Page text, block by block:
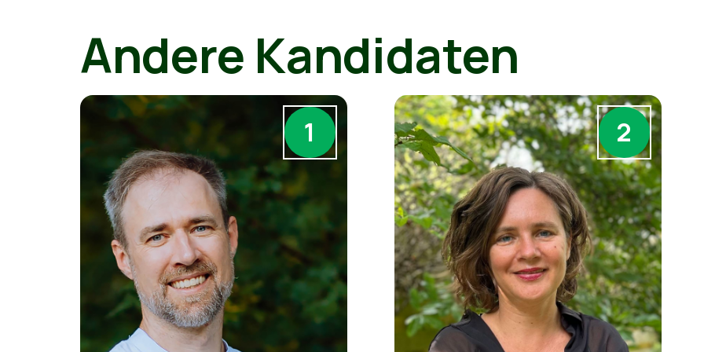
Andere Kandidaten
1 2